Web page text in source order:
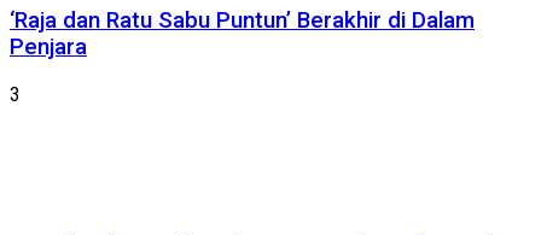
‘Raja dan Ratu Sabu Puntun’ Berakhir di Dalam
Penjara
3